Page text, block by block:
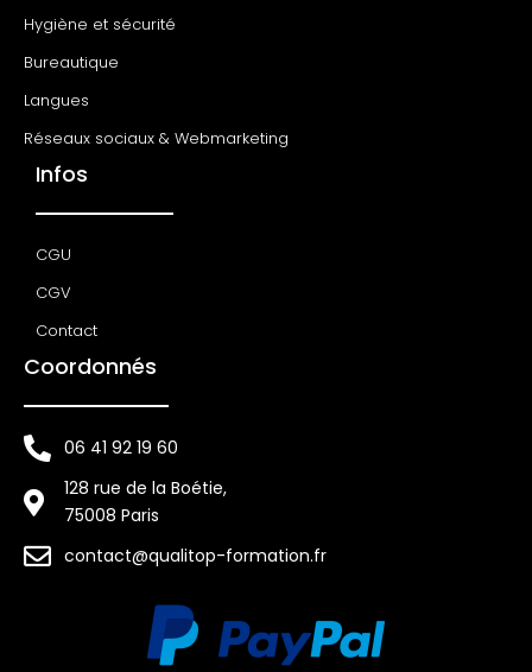
Hygiène et sécurité
Bureautique
Langues
Réseaux sociaux & Webmarketing
Infos
CGU
CGV
Contact
Coordonnés
06 41 92 19 60
128 rue de la Boétie,
75008 Paris
contact@qualitop-formation.fr